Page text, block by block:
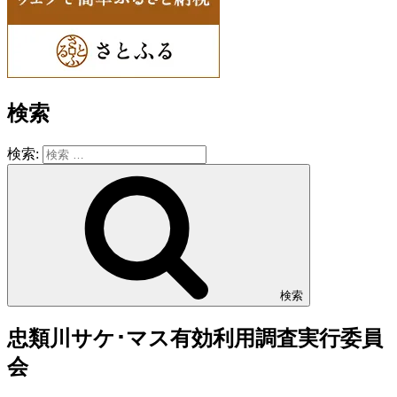
検索
検索:
検索
忠類川サケ･マス有効利用調査実行委員
会